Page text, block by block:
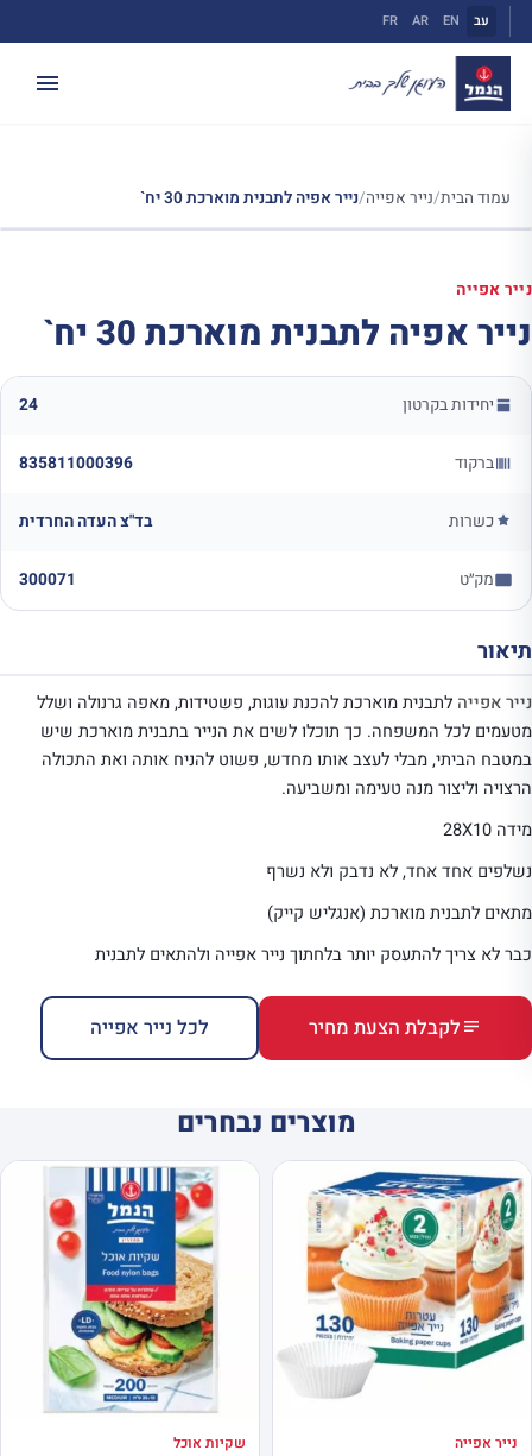
לתוכן
עב EN
AR
FR
עמוד הבית/נייר אפייה/נייר אפיה לתבנית מוארכת 30 יח`
נייר אפייה
נייר אפיה לתבנית מוארכת 30 יח`
יחידות בקרטון 24
ברקוד 835811000396
כשרות בד"צ העדה החרדית
מק״ט 300071
תיאור
נייר אפייה לתבנית מוארכת להכנת עוגות, פשטידות, מאפה גרנולה ושלל
מטעמים לכל המשפחה. כך תוכלו לשים את הנייר בתבנית מוארכת שיש
במטבח הביתי, מבלי לעצב אותו מחדש, פשוט להניח אותה ואת התכולה
הרצויה וליצור מנה טעימה ומשביעה.
מידה 28X10
נשלפים אחד אחד, לא נדבק ולא נשרף
מתאים לתבנית מוארכת (אנגליש קייק)
כבר לא צריך להתעסק יותר בלחתוך נייר אפייה ולהתאים לתבנית
לקבלת הצעת מחיר לכל נייר אפייה
מוצרים נבחרים
נייר אפייה שקיות אוכל